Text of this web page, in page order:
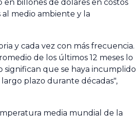
en billones de dólares en costos
medio ambiente y la
y cada vez con más frecuencia.
de los últimos 12 meses lo
significan que se haya incumplido
plazo durante décadas",
media mundial de la